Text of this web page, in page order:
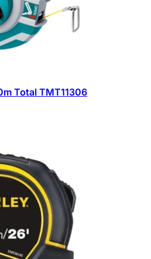
Total TMT11306